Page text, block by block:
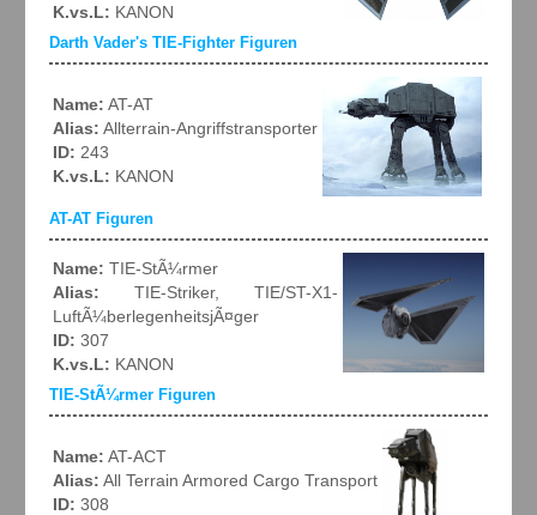
K.vs.L: KANON
Darth Vader's TIE-Fighter Figuren
Name: AT-AT
Alias: Allterrain-Angriffstransporter
ID: 243
K.vs.L: KANON
AT-AT Figuren
Name: TIE-StÃ¼rmer
Alias: TIE-Striker, TIE/ST-X1-
LuftÃ¼berlegenheitsjÃ¤ger
ID: 307
K.vs.L: KANON
TIE-StÃ¼rmer Figuren
Name: AT-ACT
Alias: All Terrain Armored Cargo Transport
ID: 308